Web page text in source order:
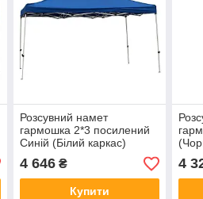
Розсувний намет
гармошка 2*3 посилений
Синій (Білий каркас)
Павільйон намет торговий
4 646₴
Купити
4